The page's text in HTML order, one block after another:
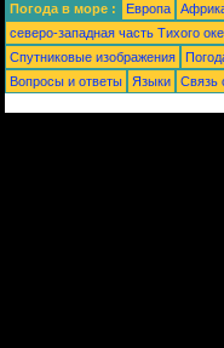
Погода в море : Европа
северо-западная часть Tихого
Спутниковые изображения
Вопросы и ответы
Языки Связь